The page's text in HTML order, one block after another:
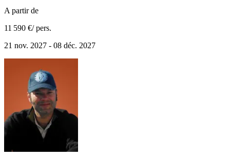
A partir de
11 590 €/ pers.
21 nov. 2027 - 08 déc. 2027